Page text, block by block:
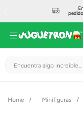
Encuentra algo
Minifiguras